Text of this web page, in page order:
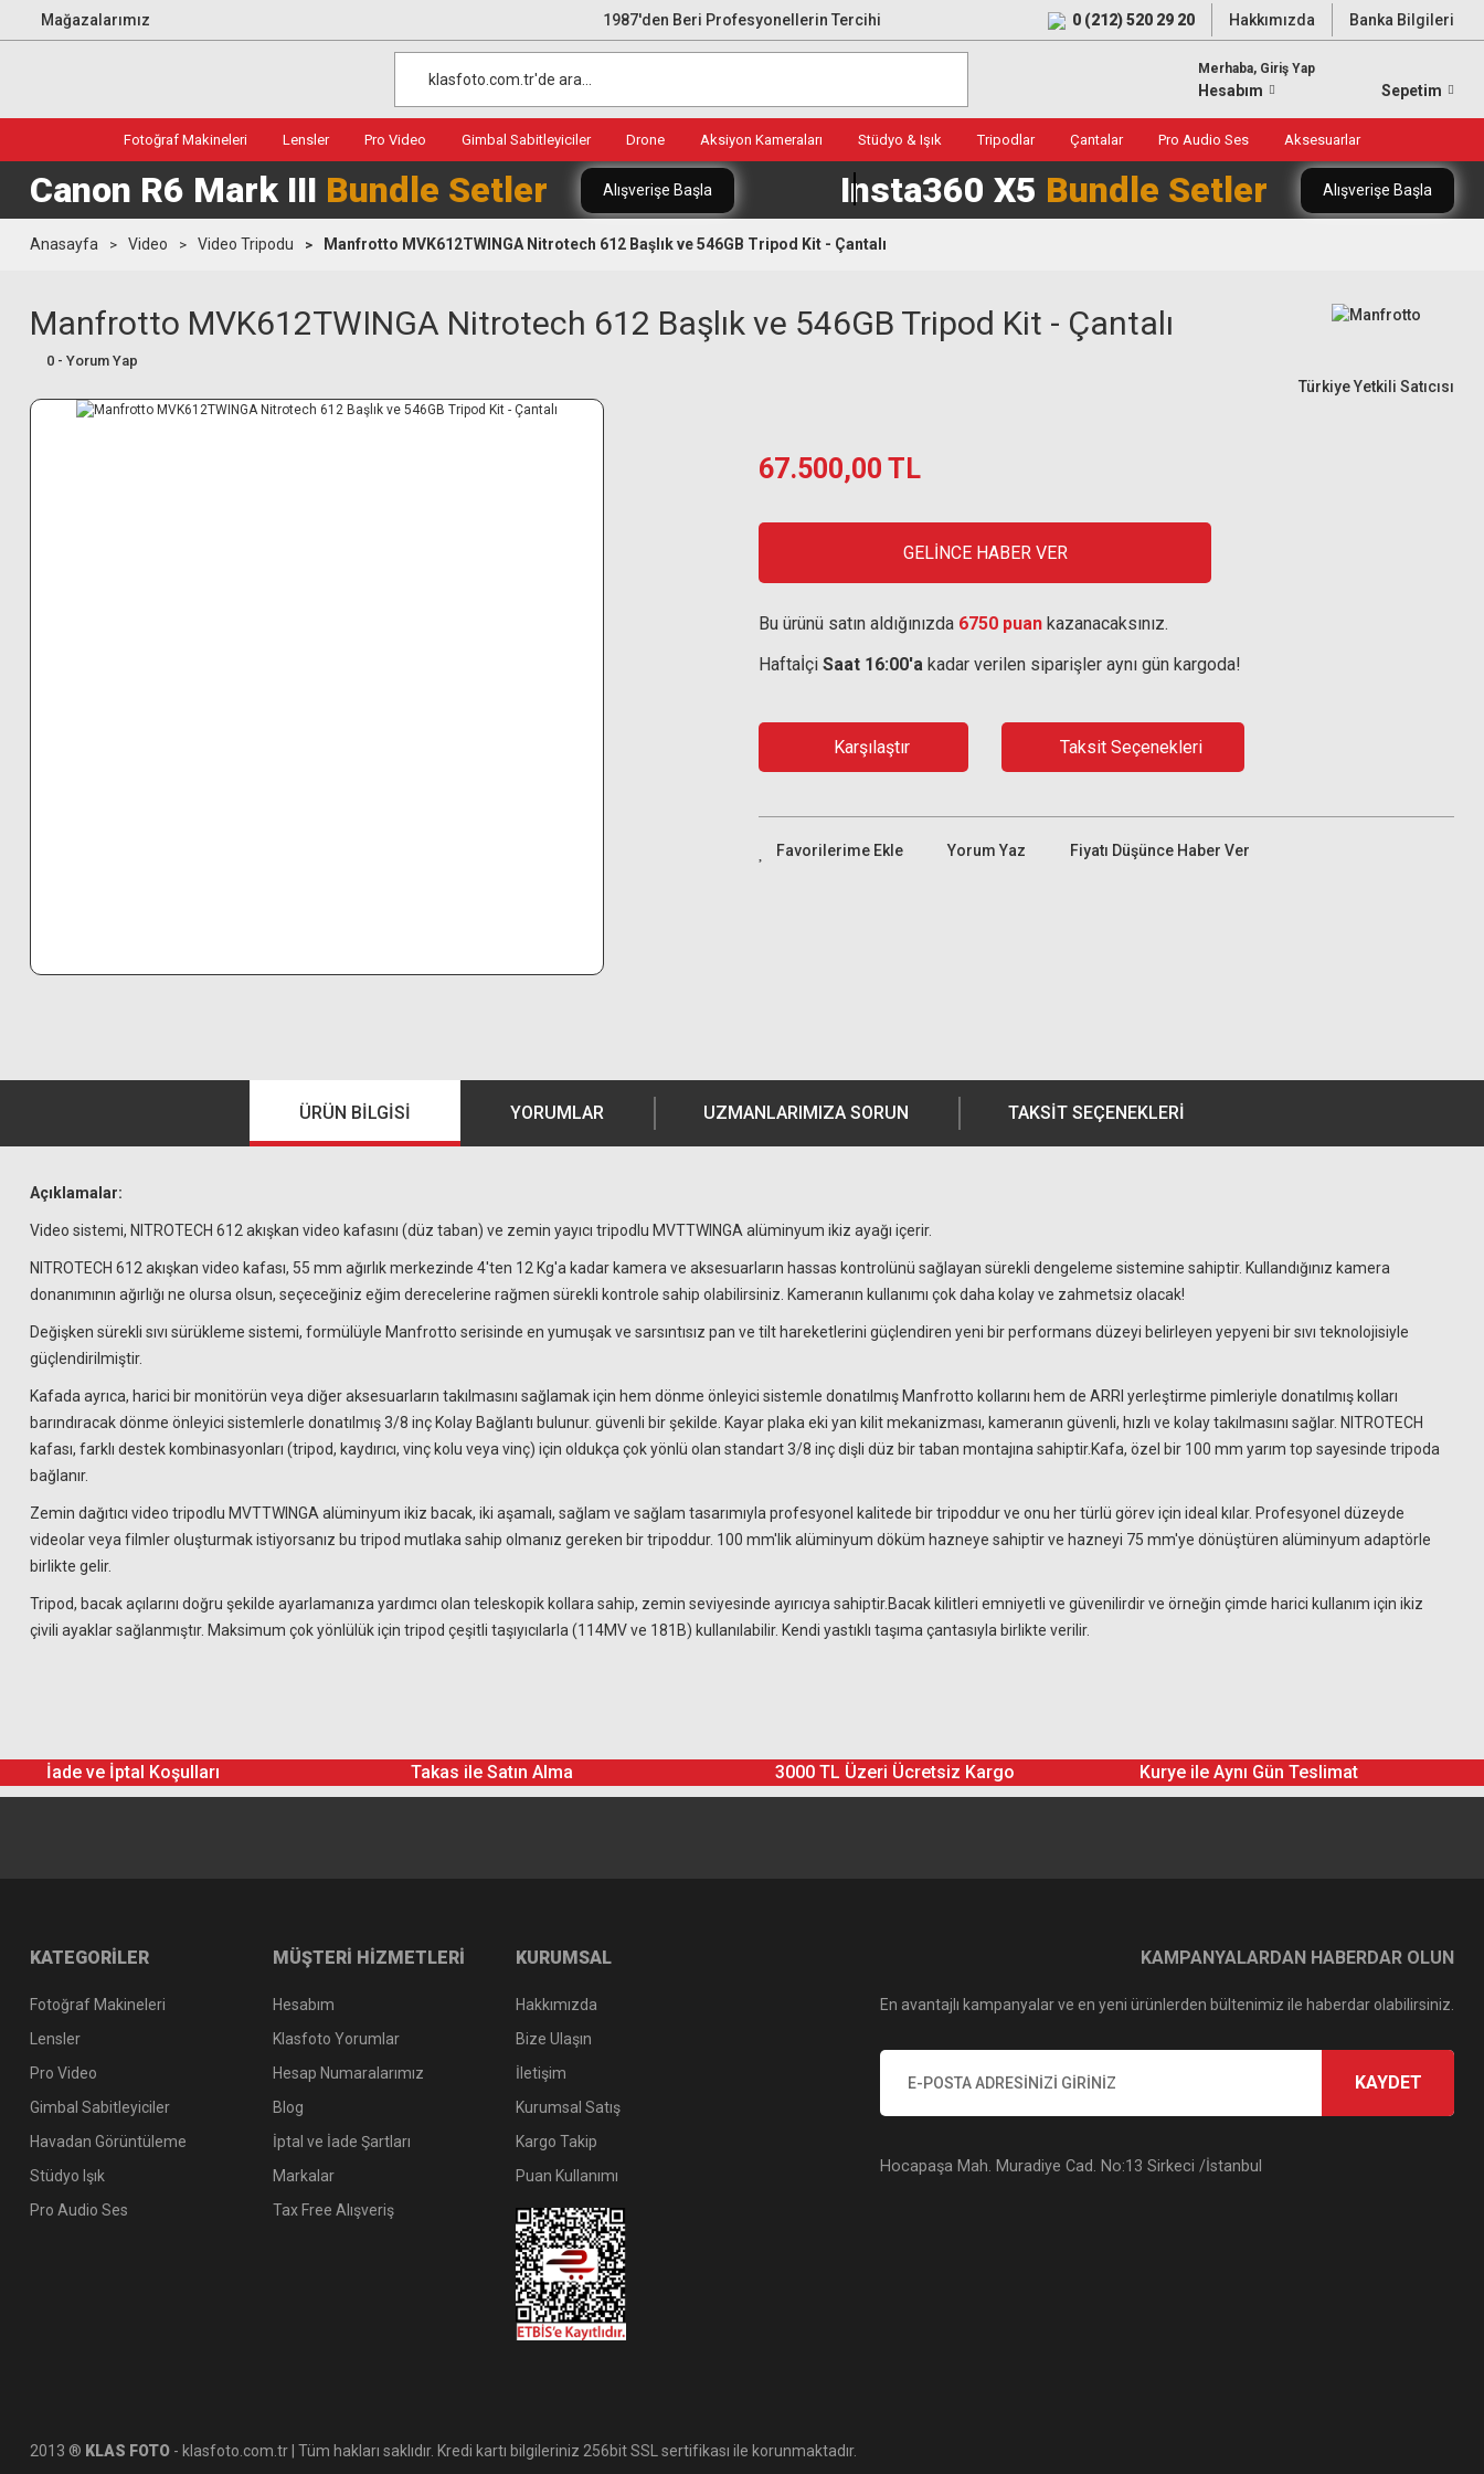
Mağazalarımız 1987'den Beri Profesyonellerin Tercihi 0 (212) 520 29 20 Hakkımızda Banka Bilgileri
Merhaba, Giriş Yap
Hesabım Sepetim
Fotoğraf Makineleri Lensler Pro Video Gimbal Sabitleyiciler Drone Aksiyon Kameraları Stüdyo & Işık Tripodlar Çantalar Pro Audio Ses Aksesuarlar
Canon R6 Mark III Bundle Setler Alışverişe Başla Insta360 X5 Bundle Setler Alışverişe Başla
Anasayfa Video Video Tripodu Manfrotto MVK612TWINGA Nitrotech 612 Başlık ve 546GB Tripod Kit - Çantalı
Manfrotto MVK612TWINGA Nitrotech 612 Başlık ve 546GB Tripod Kit - Çantalı
0 - Yorum Yap
Türkiye Yetkili Satıcısı
67.500,00 TL
GELİNCE HABER VER
Bu ürünü satın aldığınızda 6750 puan kazanacaksınız.
Haftaİçi Saat 16:00'a kadar verilen siparişler aynı gün kargoda!
Karşılaştır Taksit Seçenekleri
Yorum Yaz Fiyatı Düşünce Haber Ver
ÜRÜN BILGISI YORUMLAR UZMANLARIMIZA SORUN TAKSIT SEÇENEKLERI
Açıklamalar:
Video sistemi, NITROTECH 612 akışkan video kafasını (düz taban) ve zemin yayıcı tripodlu MVTTWINGA alüminyum ikiz ayağı içerir.
NITROTECH 612 akışkan video kafası, 55 mm ağırlık merkezinde 4'ten 12 Kg'a kadar kamera ve aksesuarların hassas kontrolünü sağlayan sürekli dengeleme sistemine sahiptir. Kullandığınız kamera
donanımının ağırlığı ne olursa olsun, seçeceğiniz eğim derecelerine rağmen sürekli kontrole sahip olabilirsiniz. Kameranın kullanımı çok daha kolay ve zahmetsiz olacak!
Değişken sürekli sıvı sürükleme sistemi, formülüyle Manfrotto serisinde en yumuşak ve sarsıntısız pan ve tilt hareketlerini güçlendiren yeni bir performans düzeyi belirleyen yepyeni bir sıvı teknolojisiyle
güçlendirilmiştir.
Kafada ayrıca, harici bir monitörün veya diğer aksesuarların takılmasını sağlamak için hem dönme önleyici sistemle donatılmış Manfrotto kollarını hem de ARRI yerleştirme pimleriyle donatılmış kolları
barındıracak dönme önleyici sistemlerle donatılmış 3/8 inç Kolay Bağlantı bulunur. güvenli bir şekilde. Kayar plaka eki yan kilit mekanizması, kameranın güvenli, hızlı ve kolay takılmasını sağlar. NITROTECH
kafası, farklı destek kombinasyonları (tripod, kaydırıcı, vinç kolu veya vinç) için oldukça çok yönlü olan standart 3/8 inç dişli düz bir taban montajına sahiptir.Kafa, özel bir 100 mm yarım top sayesinde tripoda
bağlanır.
Zemin dağıtıcı video tripodlu MVTTWINGA alüminyum ikiz bacak, iki aşamalı, sağlam ve sağlam tasarımıyla profesyonel kalitede bir tripoddur ve onu her türlü görev için ideal kılar. Profesyonel düzeyde
videolar veya filmler oluşturmak istiyorsanız bu tripod mutlaka sahip olmanız gereken bir tripoddur. 100 mm'lik alüminyum döküm hazneye sahiptir ve hazneyi 75 mm'ye dönüştüren alüminyum adaptörle
birlikte gelir.
Tripod, bacak açılarını doğru şekilde ayarlamanıza yardımcı olan teleskopik kollara sahip, zemin seviyesinde ayırıcıya sahiptir.Bacak kilitleri emniyetli ve güvenilirdir ve örneğin çimde harici kullanım için ikiz
çivili ayaklar sağlanmıştır. Maksimum çok yönlülük için tripod çeşitli taşıyıcılarla (114MV ve 181B) kullanılabilir. Kendi yastıklı taşıma çantasıyla birlikte verilir.
İade ve İptal Koşulları Takas ile Satın Alma 3000 TL Üzeri Ücretsiz Kargo Kurye ile Aynı Gün Teslimat
KATEGORİLER
Fotoğraf Makineleri
Lensler
Pro Video
Gimbal Sabitleyiciler
Havadan Görüntüleme
Stüdyo Işık
Pro Audio Ses
MÜŞTERİ HİZMETLERİ
Hesabım
Klasfoto Yorumlar
Hesap Numaralarımız
Blog
İptal ve İade Şartları
Markalar
Tax Free Alışveriş
KURUMSAL
Hakkımızda
Bize Ulaşın
İletişim
Kurumsal Satış
Kargo Takip
Puan Kullanımı
KAMPANYALARDAN HABERDAR OLUN
En avantajlı kampanyalar ve en yeni ürünlerden bültenimiz ile haberdar olabilirsiniz.
KAYDET
Hocapaşa Mah. Muradiye Cad. No:13 Sirkeci /İstanbul
2013 ® KLAS FOTO - klasfoto.com.tr | Tüm hakları saklıdır. Kredi kartı bilgileriniz 256bit SSL sertifikası ile korunmaktadır.